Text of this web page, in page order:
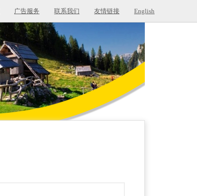
广告服务 联系我们 友情链接 English